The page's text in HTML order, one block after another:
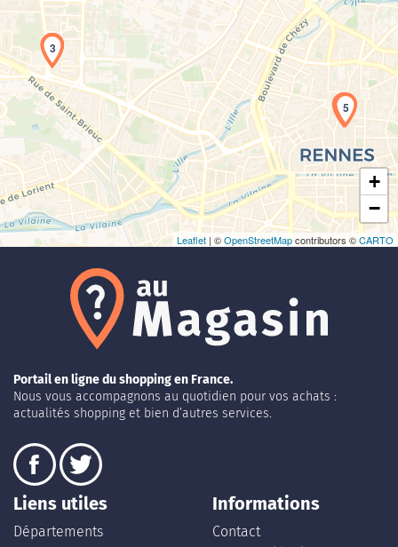
Chargement de la carte en cours...
1
2
3
4
5
+
−
Leaflet | ©OpenStreetMapcontributors ©CARTO
Portail en ligne du shopping en France.
Nous vous accompagnons au quotidien pour vos achats :
actualités shopping et bien d’autres services.
Liens utiles
Départements
Informations
Contact